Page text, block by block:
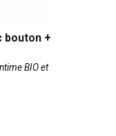
bouton +
BIO et